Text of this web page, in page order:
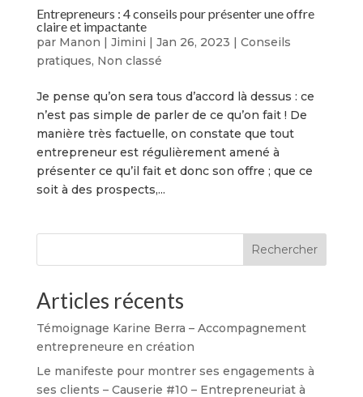
Entrepreneurs : 4 conseils pour présenter une offre
claire et impactante
par Manon | Jimini | Jan 26, 2023 | Conseils
pratiques, Non classé
Je pense qu’on sera tous d’accord là dessus : ce
n’est pas simple de parler de ce qu’on fait ! De
manière très factuelle, on constate que tout
entrepreneur est régulièrement amené à
présenter ce qu’il fait et donc son offre ; que ce
soit à des prospects,...
Rechercher
Articles récents
Témoignage Karine Berra – Accompagnement
entrepreneure en création
Le manifeste pour montrer ses engagements à
ses clients – Causerie #10 – Entrepreneuriat à